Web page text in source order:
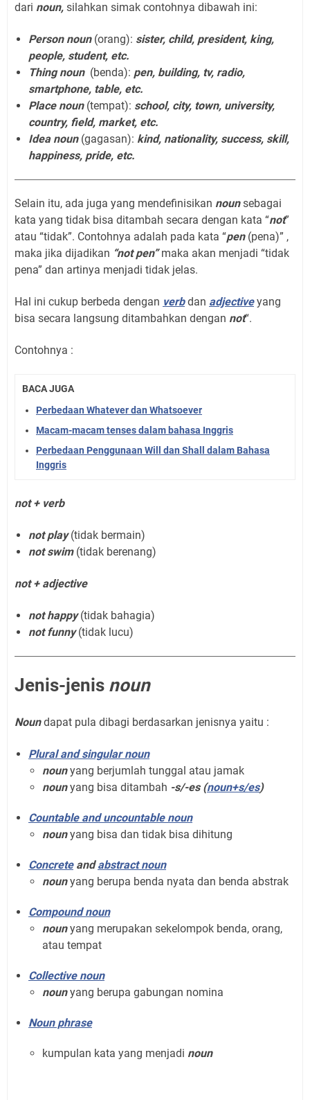
dari noun, silahkan simak contohnya dibawah ini:
Person noun(orang): sister, child, president, king,
people, student, etc.
Thing noun (benda): pen, building, tv, radio,
smartphone, table, etc.
Place noun (tempat): school, city, town, university,
country, field, market, etc.
Idea noun(gagasan): kind, nationality, success, skill,
happiness, pride, etc.
Selain itu, ada juga yang mendefinisikan nounsebagai
kata yang tidak bisa ditambah secara dengan kata “not”
atau “tidak”. Contohnya adalah pada kata “pen(pena)” ,
maka jika dijadikan “not pen”maka akan menjadi “tidak
pena” dan artinya menjadi tidak jelas.
Hal ini cukup berbeda dengan verbdan adjectiveyang
bisa secara langsung ditambahkan dengan not“.
Contohnya :
BACA JUGA
Perbedaan Whatever dan Whatsoever
Macam-macam tenses dalam bahasa Inggris
Perbedaan Penggunaan Will dan Shall dalam Bahasa
Inggris
not + verb
not play(tidak bermain)
not swim(tidak berenang)
not + adjective
not happy(tidak bahagia)
not funny(tidak lucu)
Jenis-jenis noun
Noundapat pula dibagi berdasarkan jenisnya yaitu :
Plural and singular noun
nounyang berjumlah tunggal atau jamak
nounyang bisa ditambah -s/-es (noun+s/es)
Countable and uncountable noun
nounyang bisa dan tidak bisa dihitung
Concreteandabstract noun
nounyang berupa benda nyata dan benda abstrak
Compound noun
nounyang merupakan sekelompok benda, orang,
atau tempat
Collective noun
nounyang berupa gabungan nomina
Noun phrase
kumpulan kata yang menjadi noun